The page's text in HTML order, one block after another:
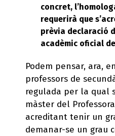
concret,
requerirà que
prèvia declaració
acadèmic oficial
Podem pensar, ara,
professors de
regulada per la qual
màster del
acreditant tenir un
demanar-se un grau